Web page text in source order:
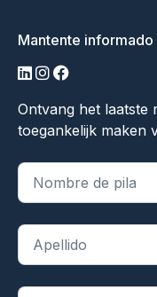
Mantente informado
linkedin
instagram
facebook
Ontvang het laatste
toegankelijk maken
"*" indica campos